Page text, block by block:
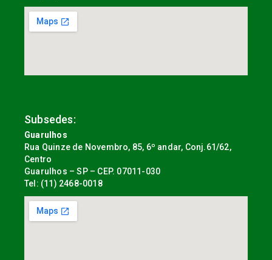
Subsedes:
Guarulhos
Rua Quinze de Novembro, 85, 6º andar, Conj.61/62,
Centro
Guarulhos – SP – CEP. 07011-030
Tel: (11) 2468-0018